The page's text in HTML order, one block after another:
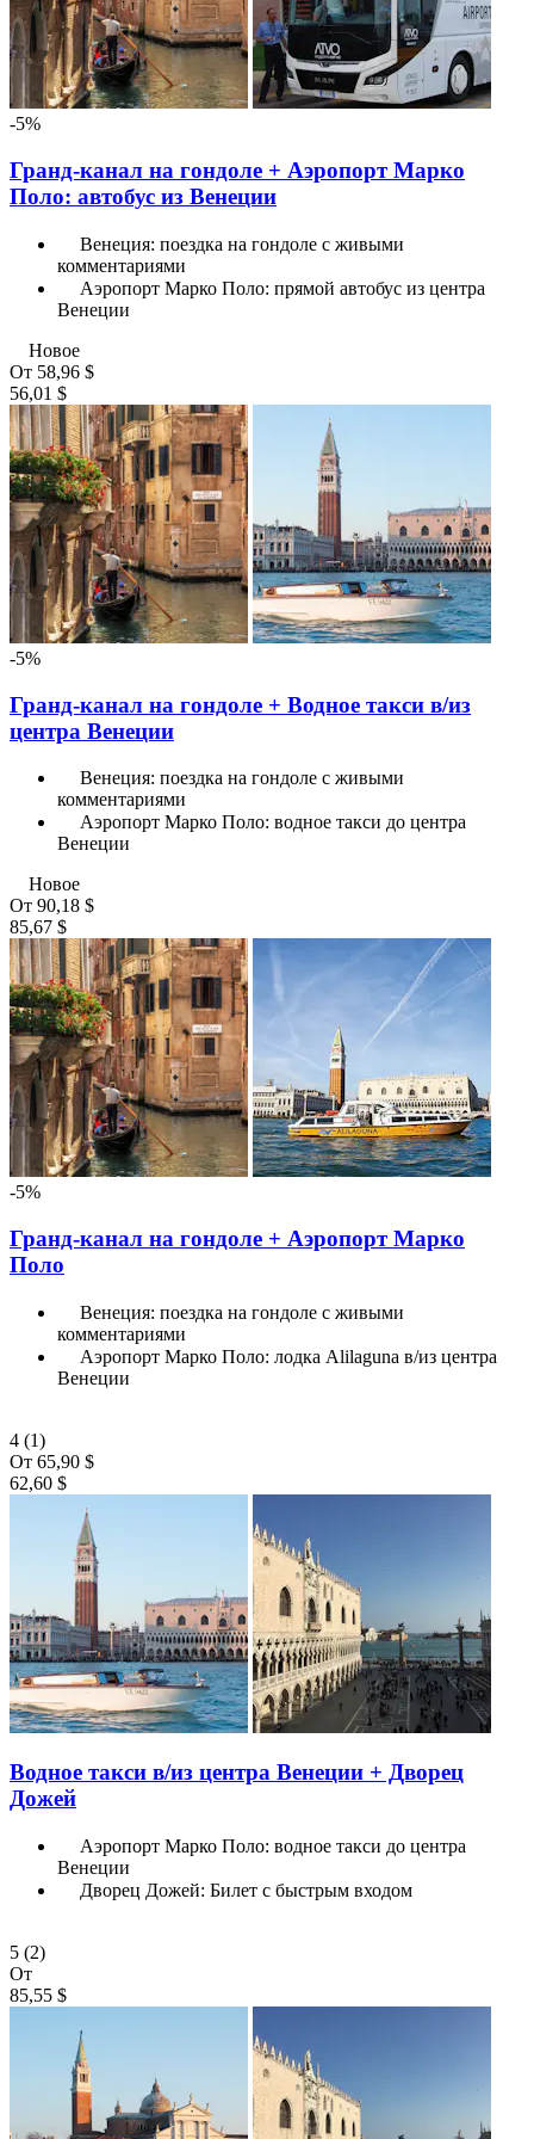
-5%
Гранд-канал на гондоле + Аэропорт Марко
Поло: автобус из Венеции
Венеция: поездка на гондоле с живыми
комментариями
Аэропорт Марко Поло: прямой автобус из центра
Венеции
Новое
От 58,96 $
56,01 $
-5%
Гранд-канал на гондоле + Водное такси в/из
центра Венеции
Венеция: поездка на гондоле с живыми
комментариями
Аэропорт Марко Поло: водное такси до центра
Венеции
Новое
От 90,18 $
85,67 $
-5%
Гранд-канал на гондоле + Аэропорт Марко
Поло
Венеция: поездка на гондоле с живыми
комментариями
Аэропорт Марко Поло: лодка Alilaguna в/из центра
Венеции
4 (1)
От 65,90 $
62,60 $
Водное такси в/из центра Венеции + Дворец
Дожей
Аэропорт Марко Поло: водное такси до центра
Венеции
Дворец Дожей: Билет с быстрым входом
5 (2)
От
85,55 $